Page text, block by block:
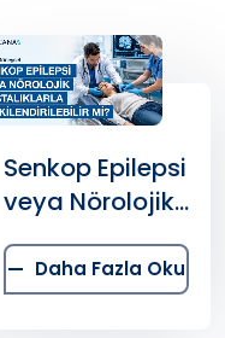
Senkop Epilepsi
veya Nörolojik
Hastalıklarla
İlişkilendirilebilir
mi?
Daha Fazla Oku